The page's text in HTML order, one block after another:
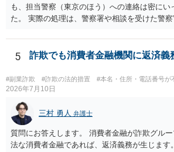
も、担当警察（東京のほう）への連絡は密にい
た。 実際の処理は、警察署や相談を受けた警
いて弁護士に依頼を検討されてください。
5 詐欺でも消費者金融機関に返済義
#副業詐欺 #詐欺の法的措置 #本名・住所・電話番号が
2026年7月10日
三村 勇人 弁護士
質問にお答えします。 消費者金融が詐欺グル
法な消費者金融であれば、返済義務が生じます。